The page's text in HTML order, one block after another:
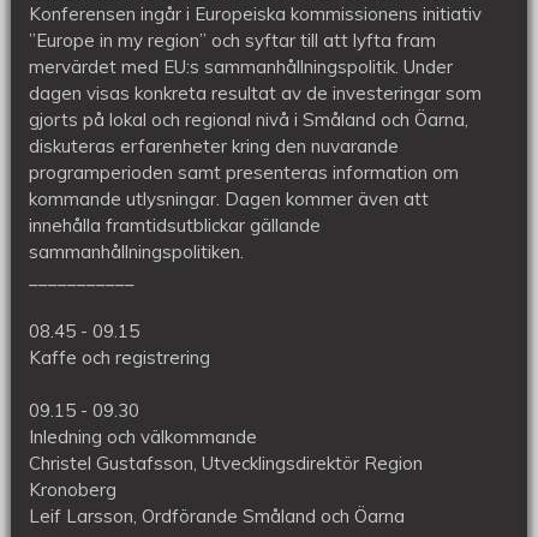
Konferensen ingår i Europeiska kommissionens initiativ
”Europe in my region” och syftar till att lyfta fram
mervärdet med EU:s sammanhållningspolitik. Under
dagen visas konkreta resultat av de investeringar som
gjorts på lokal och regional nivå i Småland och Öarna,
diskuteras erfarenheter kring den nuvarande
programperioden samt presenteras information om
kommande utlysningar. Dagen kommer även att
innehålla framtidsutblickar gällande
sammanhållningspolitiken.
08.45 - 09.15
Kaffe och registrering
09.15 - 09.30
Inledning och välkommande
Christel Gustafsson, Utvecklingsdirektör Region
Kronoberg
Leif Larsson, Ordförande Småland och Öarna